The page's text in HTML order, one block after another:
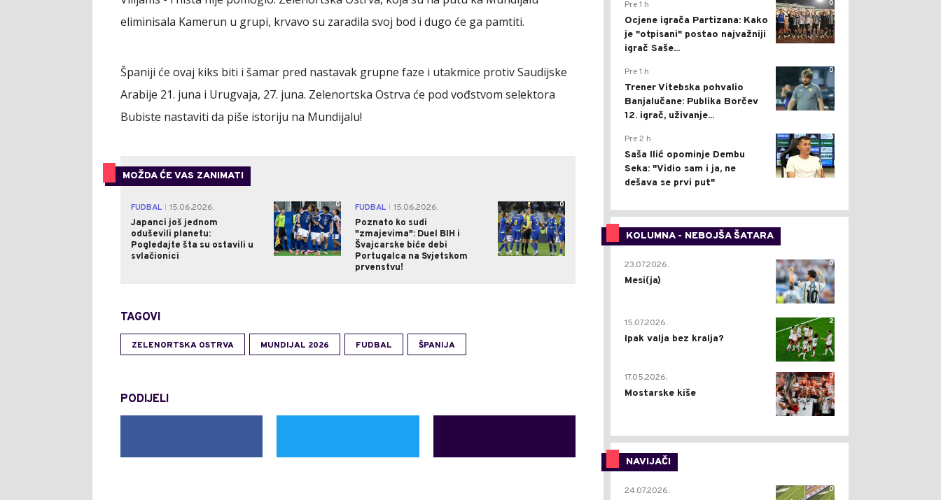
eliminisala Kamerun u grupi, krvavo su zaradila svoj bod i dugo će ga pamtiti.
Španiji će ovaj kiks biti i šamar pred nastavak grupne faze i utakmice protiv Saudijske
Arabije 21. juna i Urugvaja, 27. juna. Zelenortska Ostrva će pod vođstvom selektora
Bubiste nastaviti da piše istoriju na Mundijalu!
MOŽDA ĆE VAS ZANIMATI
FUDBAL
15.06.2026.
Japanci još jednom
oduševili planetu:
Pogledajte šta su ostavili u
svlačionici
0 FUDBAL
15.06.2026.
Poznato ko sudi
"zmajevima": Duel BIH i
Švajcarske biće debi
Portugalca na Svjetskom
prvenstvu!
0
TAGOVI
ZELENORTSKA OSTRVA MUNDIJAL 2026 FUDBAL ŠPANIJA
PODIJELI
0
Pre 1 h
Ocjene igrača Partizana: Kako
je "otpisani" postao najvažniji
igrač Saše...
0
Pre 1 h
Trener Vitebska pohvalio
Banjalučane: Publika Borčev
12. igrač, uživanje...
0
Pre 2 h
Saša Ilić opominje Dembu
Seka: "Vidio sam i ja, ne
dešava se prvi put"
KOLUMNA - NEBOJŠA ŠATARA
0
23.07.2026.
Mesi(ja)
2
15.07.2026.
Ipak valja bez kralja?
0
17.05.2026.
Mostarske kiše
NAVIJAČI
0
24.07.2026.